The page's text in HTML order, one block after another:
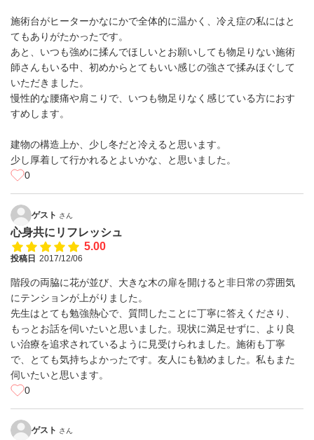
施術台がヒーターかなにかで全体的に温かく、冷え症の私にはと
てもありがたかったです。
あと、いつも強めに揉んでほしいとお願いしても物足りない施術
師さんもいる中、初めからとてもいい感じの強さで揉みほぐして
いただきました。
慢性的な腰痛や肩こりで、いつも物足りなく感じている方におす
すめします。
建物の構造上か、少し冬だと冷えると思います。
少し厚着して行かれるとよいかな、と思いました。
0
ゲスト さん
心身共にリフレッシュ
5.00
投稿日 2017/12/06
階段の両脇に花が並び、大きな木の扉を開けると非日常の雰囲気
にテンションが上がりました。
先生はとても勉強熱心で、質問したことに丁寧に答えくださり、
もっとお話を伺いたいと思いました。現状に満足せずに、より良
い治療を追求されているように見受けられました。施術も丁寧
で、とても気持ちよかったです。友人にも勧めました。私もまた
伺いたいと思います。
0
ゲスト さん